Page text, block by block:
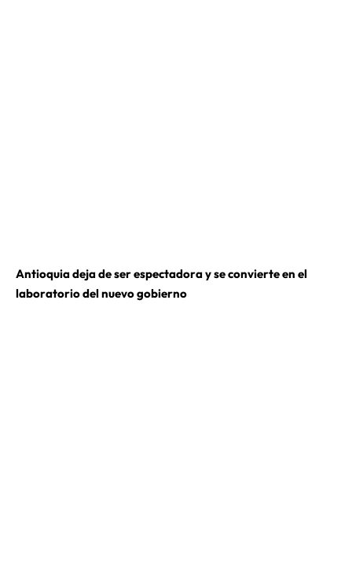
Antioquia deja de ser espectadora y se convierte en el
laboratorio del nuevo gobierno